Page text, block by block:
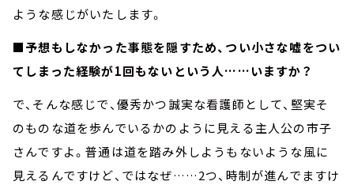
ような感じがいたします。
■予想もしなかった事態を隠すため、つい小さな嘘をつい
てしまった経験が1回もないという人……いますか？
で、そんな感じで、優秀かつ誠実な看護師として、堅実そ
のものな道を歩んでいるかのように見える主人公の市子
さんですよ。普通は道を踏み外しようもないような風に
見えるんですけど、ではなぜ……2つ、時制が進んでますけ